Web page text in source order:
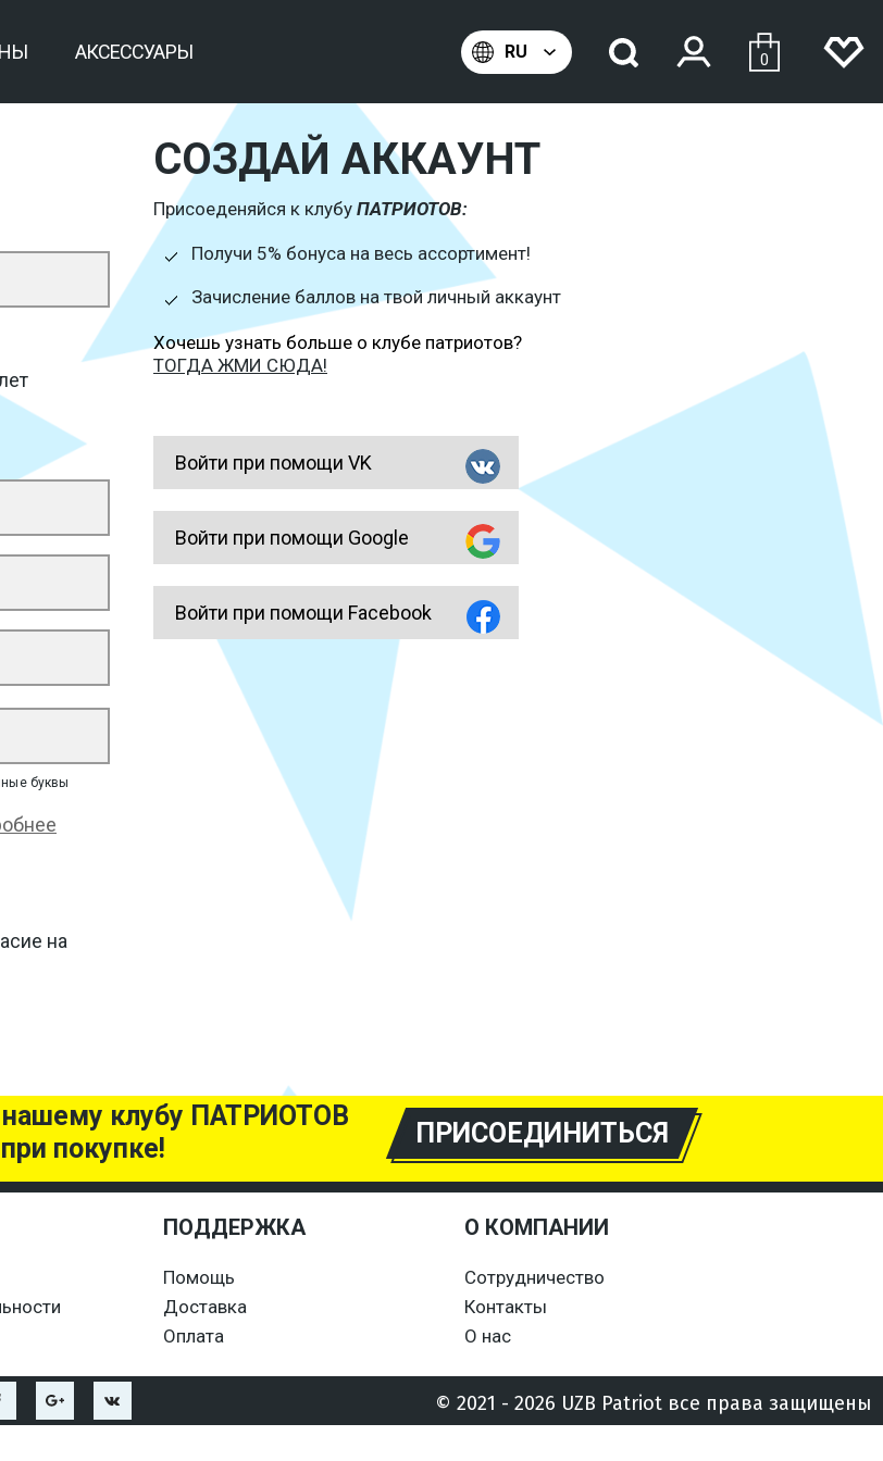
АКСЕССУАРЫ 0
буквы
на
СОЗДАЙ АККАУНТ
Присоеденяйся к клубу ПАТРИОТОВ:
Получи 5% бонуса на весь ассортимент!
Зачисление баллов на твой личный аккаунт
Хочешь узнать больше о клубе патриотов?
ТОГДА ЖМИ СЮДА!
Войти при помощи VK
Войти при помощи Google
Войти при помощи Facebook
клубу ПАТРИОТОВ
покупке!
ПРИСОЕДИНИТЬСЯ
ПОДДЕРЖКА
Помощь
Доставка
Оплата
О КОМПАНИИ
Сотрудничество
Контакты
О нас
© 2021 - 2026 UZB Patriot все права защищены